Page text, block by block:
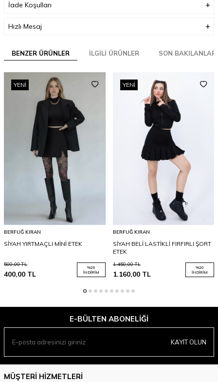
İade Koşulları
Hızlı Mesaj
BENZER ÜRÜNLER İLGILI ÜRÜNLER SON BAKILANLAR
YENI
BERFUĞ KIRAN
SİYAH YIRTMAÇLI MİNİ ETEK
500,00TL
400,00 TL
%20
İNDIRIM
YENI
BERFUĞ KIRAN
SİYAH BELİ LASTİKLİ FIRFIRLI ŞORT
ETEK
1.450,00TL
1.160,00TL
%20
İNDIRIM
E-BÜLTEN ABONELIĞI
KAYIT OLUN
MÜŞTERI HIZMETLERI